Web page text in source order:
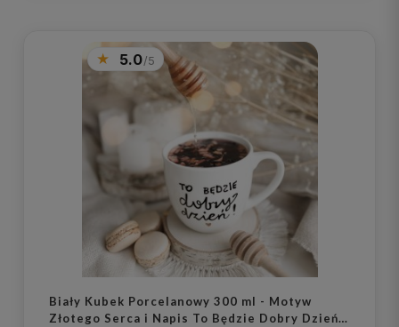
5.0
Biały Kubek Porcelanowy 300 ml - Motyw
Złotego Serca i Napis To Będzie Dobry Dzień